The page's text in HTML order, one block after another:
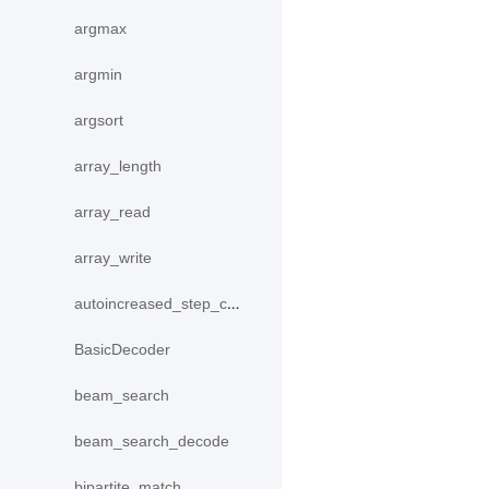
argmax
argmin
argsort
array_length
array_read
array_write
autoincreased_step_counter
BasicDecoder
beam_search
beam_search_decode